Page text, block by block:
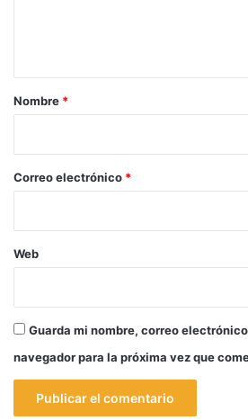
r
*
Nombre *
Correo electrónico *
Web
Guarda mi nombre, correo
navegador para la próxima vez que